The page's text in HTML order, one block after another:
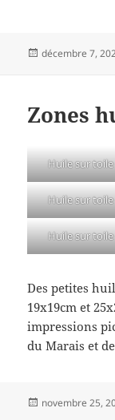
Publié
décembre 7,
Zones
Huile sur
Huile sur
Huile sur
Des petites
19x19cm et
impressions
du Marais et
Publié
novembre 25,